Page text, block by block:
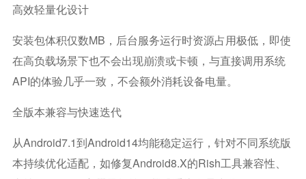
高效轻量化设计
安装包体积仅数MB，后台服务运行时资源占用极低，即使
在高负载场景下也不会出现崩溃或卡顿，与直接调用系统
API的体验几乎一致，不会额外消耗设备电量。
全版本兼容与快速迭代
从Android7.1到Android14均能稳定运行，针对不同系统版
本持续优化适配，如修复Android8.x的rish工具兼容性、